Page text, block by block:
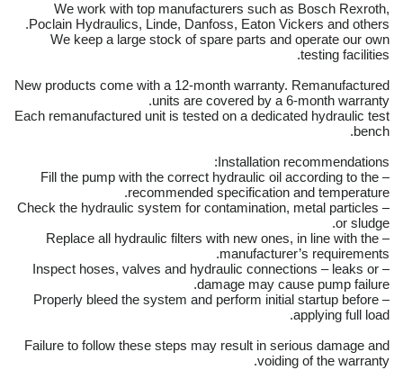
We work with top manufacturers such as Bosch Rexroth,
Poclain Hydraulics, Linde, Danfoss, Eaton Vickers and others.
We keep a large stock of spare parts and operate our own
testing facilities.
New products come with a 12-month warranty. Remanufactured
units are covered by a 6-month warranty.
Each remanufactured unit is tested on a dedicated hydraulic test
bench.
Installation recommendations:
– Fill the pump with the correct hydraulic oil according to the
recommended specification and temperature.
– Check the hydraulic system for contamination, metal particles
or sludge.
– Replace all hydraulic filters with new ones, in line with the
manufacturer’s requirements.
– Inspect hoses, valves and hydraulic connections – leaks or
damage may cause pump failure.
– Properly bleed the system and perform initial startup before
applying full load.
Failure to follow these steps may result in serious damage and
voiding of the warranty.